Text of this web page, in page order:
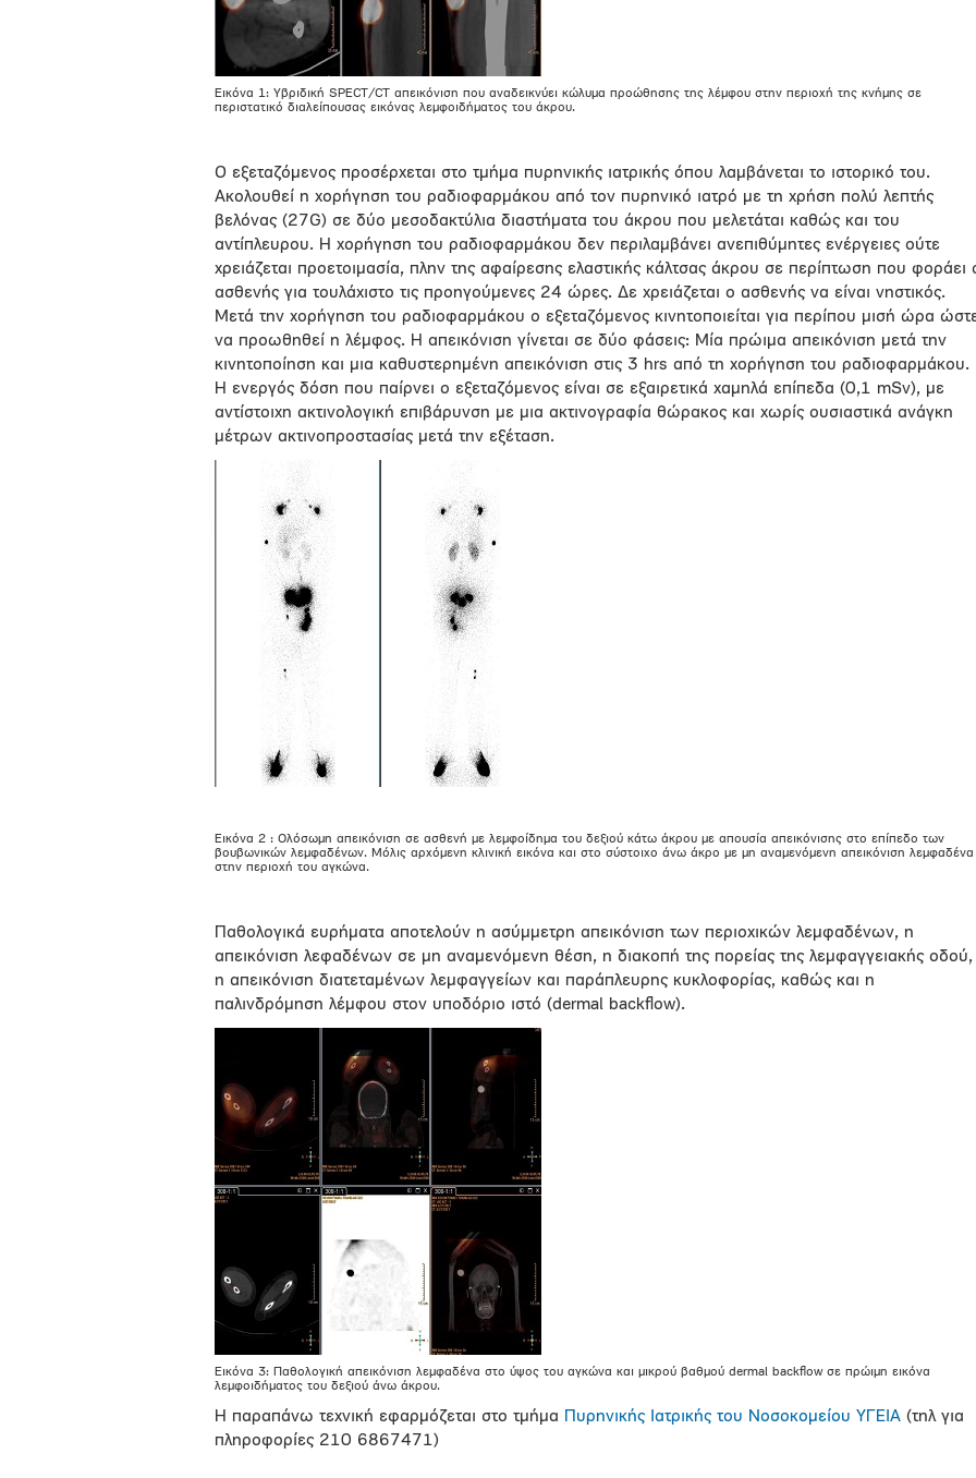
Εικόνα 1: Υβριδική SPECT/CT απεικόνιση που αναδεικνύει κώλυμα προώθησης της λέμφου στην περιοχή της κνήμης σε
περιστατικό διαλείπουσας εικόνας λεμφοιδήματος του άκρου.
Ο εξεταζόμενος προσέρχεται στο τμήμα πυρηνικής ιατρικής όπου λαμβάνεται το ιστορικό του.
Ακολουθεί η χορήγηση του ραδιοφαρμάκου από τον πυρηνικό ιατρό με τη χρήση πολύ λεπτής
βελόνας (27G) σε δύο μεσοδακτύλια διαστήματα του άκρου που μελετάται καθώς και του
αντίπλευρου. Η χορήγηση του ραδιοφαρμάκου δεν περιλαμβάνει ανεπιθύμητες ενέργειες ούτε
χρειάζεται προετοιμασία, πλην της αφαίρεσης ελαστικής κάλτσας άκρου σε περίπτωση που φοράει
ασθενής για τουλάχιστο τις προηγούμενες 24 ώρες. Δε χρειάζεται ο ασθενής να είναι νηστικός.
Μετά την χορήγηση του ραδιοφαρμάκου ο εξεταζόμενος κινητοποιείται για περίπου μισή ώρα
να προωθηθεί η λέμφος. Η απεικόνιση γίνεται σε δύο φάσεις: Μία πρώιμα απεικόνιση μετά την
κινητοποίηση και μια καθυστερημένη απεικόνιση στις 3 hrs από τη χορήγηση του ραδιοφαρμάκου.
Η ενεργός δόση που παίρνει ο εξεταζόμενος είναι σε εξαιρετικά χαμηλά επίπεδα (0,1 mSv), με
αντίστοιχη ακτινολογική επιβάρυνση με μια ακτινογραφία θώρακος και χωρίς ουσιαστικά ανάγκη
μέτρων ακτινοπροστασίας μετά την εξέταση.
Εικόνα 2 : Ολόσωμη απεικόνιση σε ασθενή με λεμφοίδημα του δεξιού κάτω άκρου με απουσία απεικόνισης στο επίπεδο των
βουβωνικών λεμφαδένων. Μόλις αρχόμενη κλινική εικόνα και στο σύστοιχο άνω άκρο με μη αναμενόμενη απεικόνιση λεμφαδένα
στην περιοχή του αγκώνα.
Παθολογικά ευρήματα αποτελούν η ασύμμετρη απεικόνιση των περιοχικών λεμφαδένων, η
απεικόνιση λεφαδένων σε μη αναμενόμενη θέση, η διακοπή της πορείας της λεμφαγγειακής οδού,
η απεικόνιση διατεταμένων λεμφαγγείων και παράπλευρης κυκλοφορίας, καθώς και η
παλινδρόμηση λέμφου στον υποδόριο ιστό (dermal backflow).
Εικόνα 3: Παθολογική απεικόνιση λεμφαδένα στο ύψος του αγκώνα και μικρού βαθμού dermal backflow σε πρώιμη εικόνα
λεμφοιδήματος του δεξιού άνω άκρου.
Η παραπάνω τεχνική εφαρμόζεται στο τμήμα Πυρηνικής Ιατρικής του Νοσοκομείου ΥΓΕΙΑ (τηλ για
πληροφορίες 210 6867471)